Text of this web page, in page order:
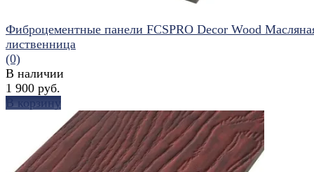
избранное сравнить
Фиброцементные панели FCSPRO Decor Wood
лиственница
(0)
В наличии
1 900 руб.
В корзину